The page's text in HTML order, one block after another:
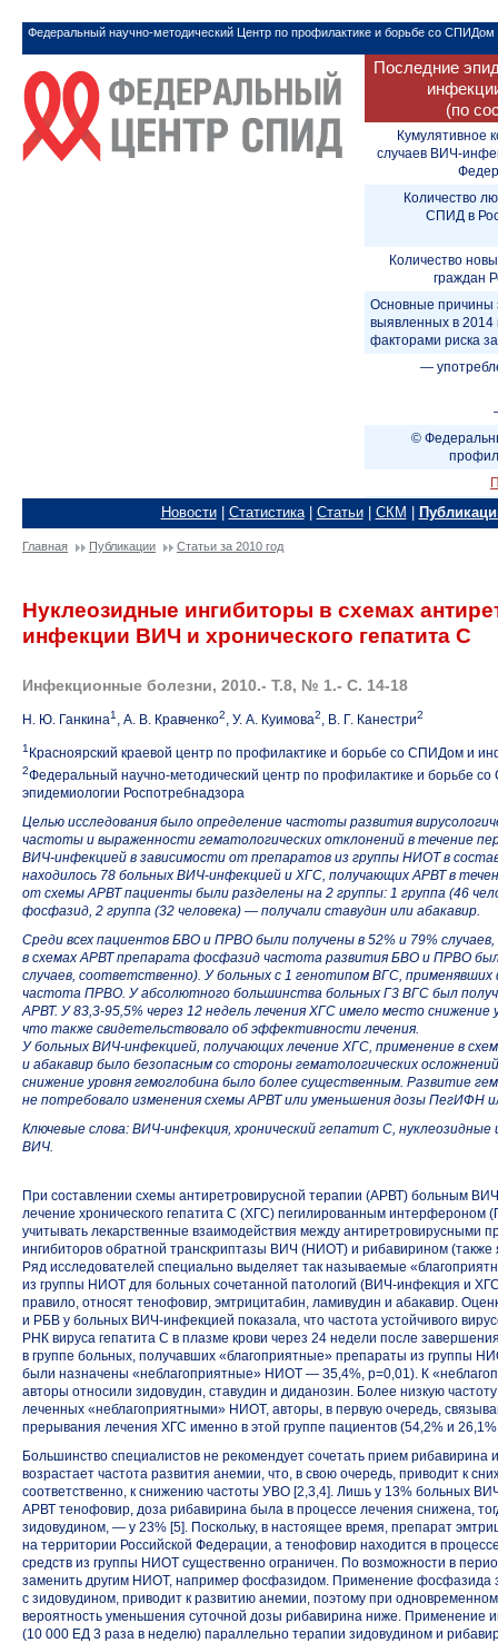
Федеральный научно-методический Центр по профилактике и борьбе со СПИДом
Последние
(по
Кумулятивное
случаев ВИЧ-
Количество
СПИД в
Количество
граждан
Основные причины
выявленных в 2014
факторами риска
—
©
Новости| Статистика| Статьи| СКМ
Главная Публикации Статьи за 2010 год
Нуклеозидные ингибиторы в схемах
инфекции ВИЧ и хронического гепатита С
Инфекционные болезни, 2010.- Т.8, № 1.- С. 14-18
Н. Ю. Ганкина1 , А. В. Кравченко2, У. А. Куимова2, В. Г. Канестри2
1 Красноярский краевой центр по профилактике и борьбе со СПИДом и
2Федеральный научно-методический центр по профилактике и борьбе
эпидемиологии Роспотребнадзора
Целью исследования было определение частоты развития
частоты и выраженности гематологических отклонений в течение
ВИЧ-инфекцией в зависимости от препаратов из группы НИОТ в
находилось 78 больных ВИЧ-инфекцией и ХГС, получающих АРВТ в
от схемы АРВТ пациенты были разделены на 2 группы: 1 группа (46
фосфазид, 2 группа (32 человека) — получали ставудин или абакавир.
Среди всех пациентов БВО и ПРВО были получены в 52% и 79%
в схемах АРВТ препарата фосфазид частота развития БВО и ПРВО
случаев, соответственно). У больных с 1 генотипом ВГС,
частота ПРВО. У абсолютного большинства больных Г3 ВГС был
АРВТ. У83,3-95,5% через 12 недель лечения ХГС имело место снижение
что также свидетельствовало об эффективности лечения.
У больных ВИЧ-инфекцией, получающих лечение ХГС, применение в
и абакавир было безопасным со стороны гематологических
снижение уровня гемоглобина было более существенным. Развитие
не потребовало изменения схемы АРВТ или уменьшения дозы ПегИФН
Ключевые слова: ВИЧ-инфекция, хронический гепатит С,
ВИЧ.
При составлении схемы антиретровирусной терапии (АРВТ) больным
лечение хронического гепатита С (ХГС) пегилированным
учитывать лекарственные взаимодействия между антиретровирусными
ингибиторов обратной транскриптазы ВИЧ (НИОТ) и рибавирином
Ряд исследователей специально выделяет так называемые
из группы НИОТ для больных сочетанной патологий (ВИЧ-инфекция и
правило, относят тенофовир, эмтрицитабин, ламивудин и абакавир.
и РБВ у больных ВИЧ-инфекцией показала, что частота устойчивого
РНК вируса гепатита С в плазме крови через 24 недели после
в группе больных, получавших «благоприятные» препараты из группы
были назначены «неблагоприятные» НИОТ — 35,4%, p=0,01). К
авторы относили зидовудин, ставудин и диданозин. Более низкую
леченных «неблагоприятными» НИОТ, авторы, в первую очередь,
прерывания лечения ХГС именно в этой группе пациентов (54,2% и
Большинство специалистов не рекомендует сочетать прием рибавирина
возрастает частота развития анемии, что, в свою очередь, приводит к
соответственно, к снижению частоты УВО [2,3,4]. Лишь у 13% больных
АРВТ тенофовир, доза рибавирина была в процессе лечения снижена,
зидовудином, — у 23% [5]. Поскольку, в настоящее время, препарат
на территории Российской Федерации, а тенофовир находится в
средств из группы НИОТ существенно ограничен. По возможности в
заменить другим НИОТ, например фосфазидом. Применение фосфазида
с зидовудином, приводит к развитию анемии, поэтому при
вероятность уменьшения суточной дозы рибавирина ниже. Применение
(10 000 ЕД 3 раза в неделю) параллельно терапии зидовудином и